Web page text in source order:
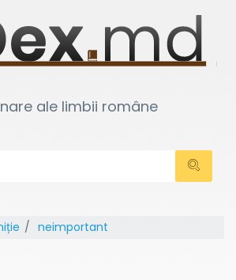
ale limbii române
neimportant